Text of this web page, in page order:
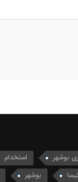
بوشهر استخدام
بوشهر